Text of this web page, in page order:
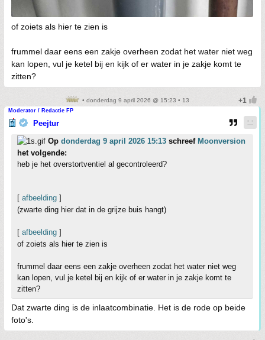
of zoiets als hier te zien is
frummel daar eens een zakje overheen zodat het water niet weg
kan lopen, vul je ketel bij en kijk of er water in je zakje komt te
zitten?
• donderdag 9 april 2026 @ 15:23 • 13
Moderator / Redactie FP
Peejtur
Op donderdag 9 april 2026 15:13 schreef Moonversion
het volgende:
heb je het overstortventiel al gecontroleerd?
[ afbeelding ]
(zwarte ding hier dat in de grijze buis hangt)
[ afbeelding ]
of zoiets als hier te zien is
frummel daar eens een zakje overheen zodat het water niet weg
kan lopen, vul je ketel bij en kijk of er water in je zakje komt te
zitten?
Dat zwarte ding is de inlaatcombinatie. Het is de rode op beide
foto's.